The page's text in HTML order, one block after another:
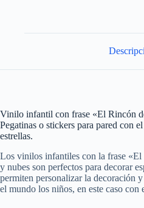
Vinilo infantil con frase «El Rincón
Pegatinas o stickers para pared con
estrellas.
Los vinilos infantiles con la frase
y nubes son perfectos para decorar
permiten personalizar la decoración
el mundo los niños, en este caso con